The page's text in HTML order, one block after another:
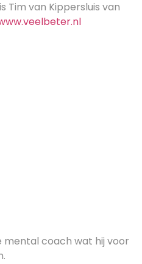
Tim van Kippersluis van
mental coach wat hij voor